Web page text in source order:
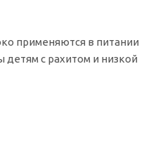
применяются в питании
детям с рахитом и низкой